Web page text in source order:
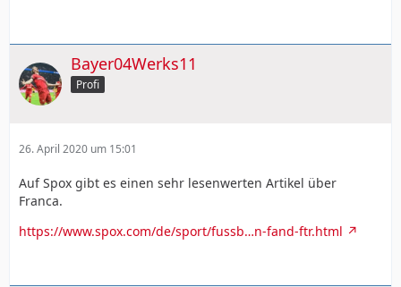
Bayer04Werks11
Profi
26. April 2020 um 15:01
Auf Spox gibt es einen sehr lesenwerten Artikel über
Franca.
https://www.spox.com/de/sport/fussb…n-fand-ftr.html